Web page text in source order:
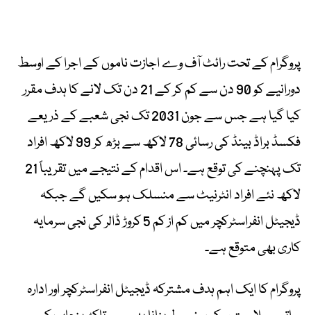
پروگرام کے تحت رائٹ آف وے اجازت ناموں کے اجرا کے اوسط
دورانیے کو 90 دن سے کم کر کے 21 دن تک لانے کا ہدف مقرر
کیا گیا ہے جس سے جون 2031 تک نجی شعبے کے ذریعے
فکسڈ براڈ بینڈ کی رسائی 78 لاکھ سے بڑھ کر 99 لاکھ افراد
تک پہنچنے کی توقع ہے۔ اس اقدام کے نتیجے میں تقریباً 21
لاکھ نئے افراد انٹرنیٹ سے منسلک ہو سکیں گے جبکہ
ڈیجیٹل انفراسٹرکچر میں کم از کم 5 کروڑ ڈالر کی نجی سرمایہ
کاری بھی متوقع ہے۔
پروگرام کا ایک اہم ہدف مشترکہ ڈیجیٹل انفراسٹرکچر اور ادارہ